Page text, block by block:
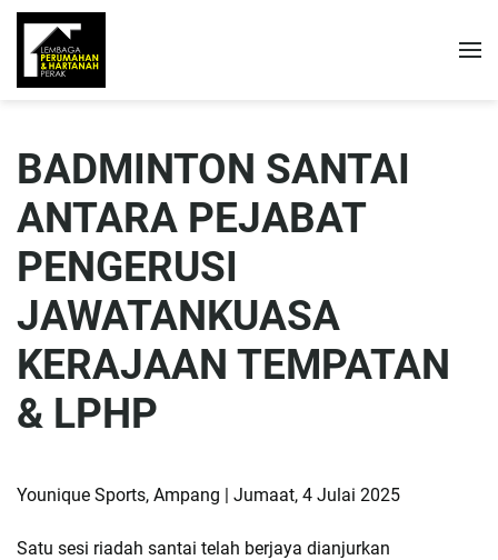
BADMINTON SANTAI
ANTARA PEJABAT
PENGERUSI
JAWATANKUASA
KERAJAAN TEMPATAN
& LPHP
Younique Sports, Ampang | Jumaat, 4 Julai 2025
Satu sesi riadah santai telah berjaya dianjurkan